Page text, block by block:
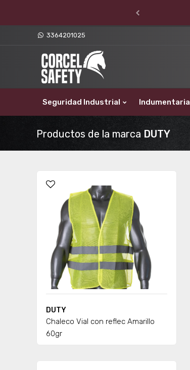
3364201025
Seguridad Industrial Indumentaria
Productos de la marca DUTY
DUTY
Chaleco Vial con reflec Amarillo
60gr